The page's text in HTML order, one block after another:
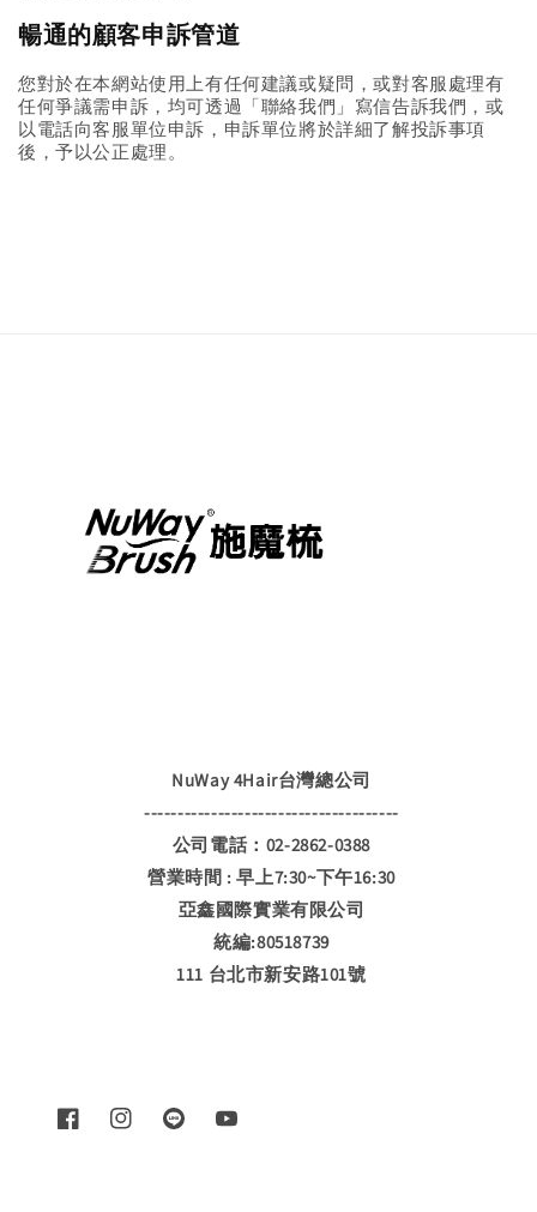
暢通的顧客申訴管道
您對於在本網站使用上有任何建議或疑問，或對客服處理有
任何爭議需申訴，均可透過「聯絡我們」寫信告訴我們，或
以電話向客服單位申訴，申訴單位將於詳細了解投訴事項
後，予以公正處理。
NuWay 4Hair台灣總公司
--------------------------------------
公司電話：02-2862-0388
營業時間 : 早上7:30~下午16:30
亞鑫國際實業有限公司
統編:80518739
111 台北市新安路101號